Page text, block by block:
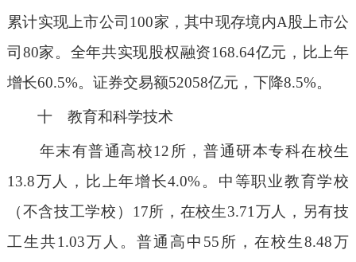
累计实现上市公司100家，其中现存境内A股上市公
司80家。全年共实现股权融资168.64亿元，比上年
增长60.5%。证券交易额52058亿元，下降8.5%。
十 教育和科学技术
年末有普通高校12所，普通研本专科在校生
13.8万人，比上年增长4.0%。中等职业教育学校
（不含技工学校）17所，在校生3.71万人，另有技
工生共1.03万人。普通高中55所，在校生8.48万